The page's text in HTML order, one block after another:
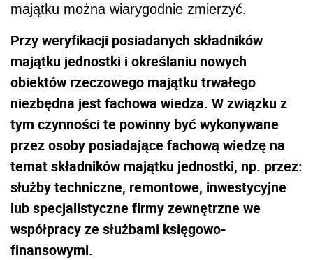
majątku można wiarygodnie zmierzyć.
Przy weryfikacji posiadanych składników
majątku jednostki i określaniu nowych
obiektów rzeczowego majątku trwałego
niezbędna jest fachowa wiedza. W związku z
tym czynności te powinny być wykonywane
przez osoby posiadające fachową wiedzę na
temat składników majątku jednostki, np. przez:
służby techniczne, remontowe, inwestycyjne
lub specjalistyczne firmy zewnętrzne we
współpracy ze służbami księgowo-
finansowymi.